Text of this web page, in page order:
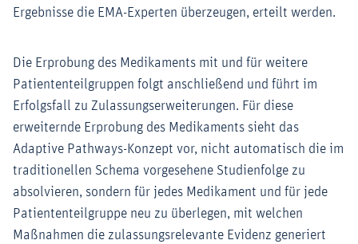
Ergebnisse die EMA-Experten überzeugen, erteilt werden.
Die Erprobung des Medikaments mit und für weitere
Patiententeilgruppen folgt anschließend und führt im
Erfolgsfall zu Zulassungserweiterungen. Für diese
erweiternde Erprobung des Medikaments sieht das
Adaptive Pathways-Konzept vor, nicht automatisch die im
traditionellen Schema vorgesehene Studienfolge zu
absolvieren, sondern für jedes Medikament und für jede
Patiententeilgruppe neu zu überlegen, mit welchen
Maßnahmen die zulassungsrelevante Evidenz generiert